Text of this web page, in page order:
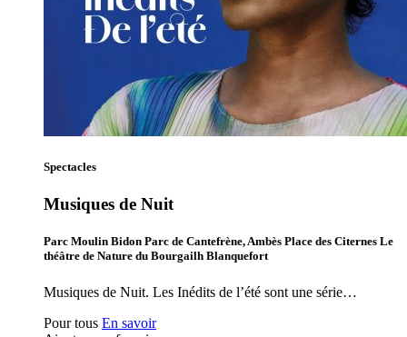
Spectacles
Musiques de Nuit
Parc Moulin Bidon Parc de Cantefrène, Ambès Place des Citernes Le
théâtre de Nature du Bourgailh Blanquefort
Musiques de Nuit. Les Inédits de l’été sont une série…
Pour tous En savoir